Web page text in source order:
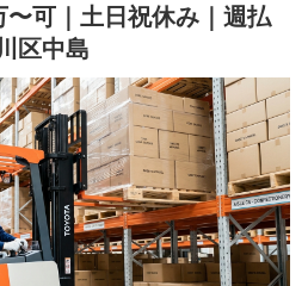
にて、リーチフォークリフトを使用
せします。
高収入を得られる環境です！
用品の積み込み・荷下ろし
動作業
フト操作全般
〜可｜土日祝休み｜週払
区中島